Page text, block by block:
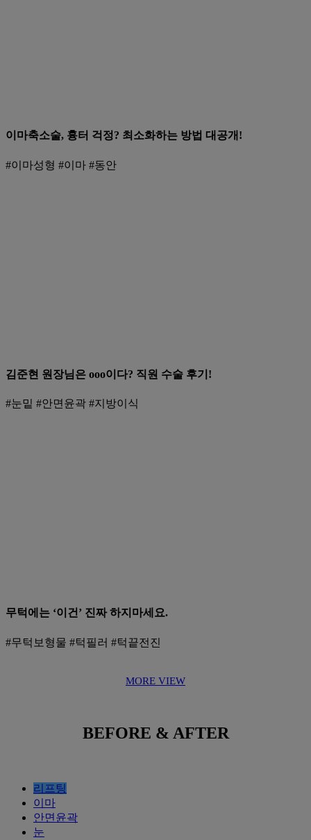
이마축소술, 흉터 걱정? 최소화하는 방법 대공개!
#이마성형 #이마 #동안
김준현 원장님은 ooo이다? 직원 수술 후기!
#눈밑 #안면윤곽 #지방이식
무턱에는 ‘이건’ 진짜 하지마세요.
#무턱보형물 #턱필러 #턱끝전진
MORE VIEW
BEFORE & AFTER
리프팅
이마
안면윤곽
눈